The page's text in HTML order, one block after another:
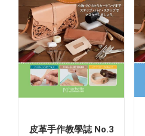
皮革手作教學誌 No.3